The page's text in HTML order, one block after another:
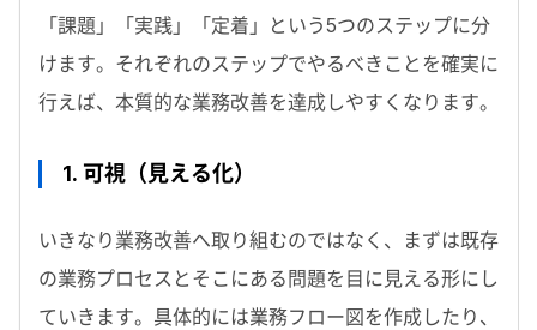
「課題」「実践」「定着」という5つのステップに分
けます。それぞれのステップでやるべきことを確実に
行えば、本質的な業務改善を達成しやすくなります。
1. 可視（見える化）
いきなり業務改善へ取り組むのではなく、まずは既存
の業務プロセスとそこにある問題を目に見える形にし
ていきます。具体的には業務フロー図を作成したり、